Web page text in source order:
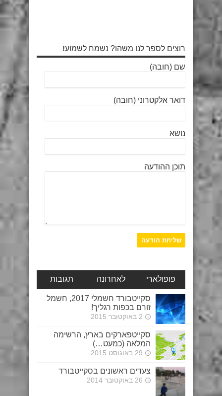
רוצים לספר לנו משהו? נשמח לשמוע!
שם (חובה)
דואר אלקטרוני (חובה)
נושא
תוכן ההודעה
פופולארי לאחרונה תגובות
סקייטבורד חשמלי 2017, חשמל
זורם בכפות רגליך!
2 באוקטובר 2015
סקייטפארקים בארץ, הרשימה
המלאה (כמעט…)
29 באוגוסט 2015
צעדים ראשונים בסקייטבורד
26 באוקטובר 2014